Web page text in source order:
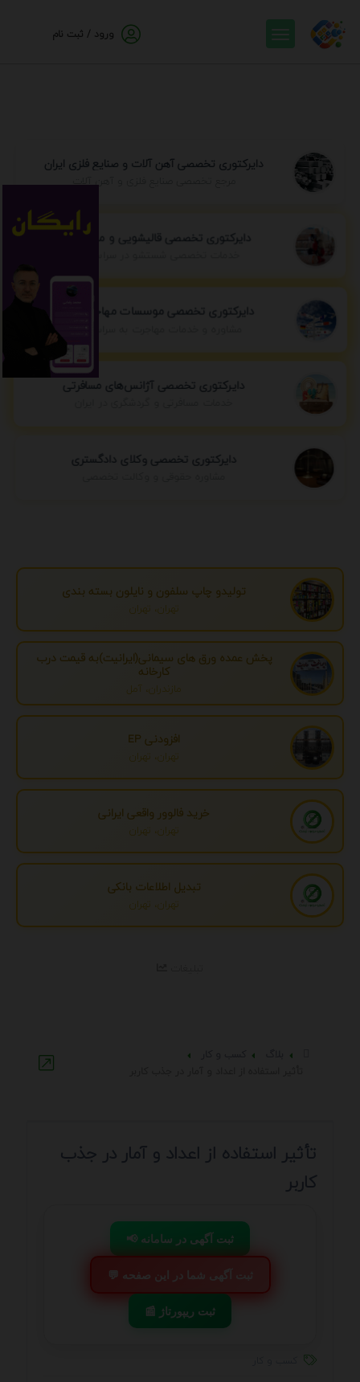
ورود / ثبت نام
دایرکتوری تخصصی آهن آلات و صنایع فلزی ایران
مرجع تخصصی صنایع فلزی و آهن آلات
دایرکتوری تخصصی قالیشویی و مبل شویی
دایرکتوری تخصصی موسسات مهاجرتی ایران
مشاوره و خدمات مهاجرت به سراسر جهان
دایرکتوری تخصصی آژانس‌های مسافرتی
دایرکتوری تخصصی وکلای دادگستری
تولیدو چاپ سلفون و نایلون بسته بندی
تهران، تهران
پخش عمده ورق های سیمانی(ایرانیت)به قیمت درب
کارخانه
مازندران، آمل
افزودنی EP
تهران، تهران
خرید فالوور واقعی ایرانی
تهران، تهران
تبدیل اطلاعات بانکی
تهران، تهران
تأثیر استفاده از اعداد و آمار در جذب
کاربر
📢 ثبت آگهی در سامانه
💬 ثبت آگهی شما در این صفحه
📰 ثبت ریپورتاژ